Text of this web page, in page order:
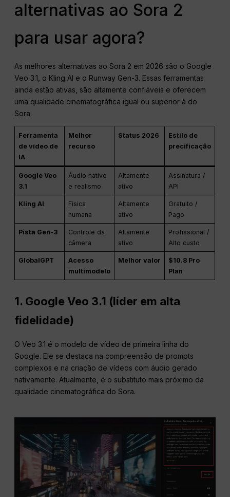
alternativas ao Sora 2
para usar agora?
As melhores alternativas ao Sora 2 em 2026 são o Google
Veo 3.1, o Kling AI e o Runway Gen-3. Essas ferramentas
ainda estão ativas, são altamente confiáveis e oferecem
uma qualidade cinematográfica igual ou superior à do
Sora.
Ferramenta
de vídeo de
IA
Melhor
recurso
Status 2026
Estilo de
precificação
Google Veo
3.1
Áudio nativo
e realismo
Altamente
ativo
Assinatura /
API
Kling AI
Física
humana
Altamente
ativo
Gratuito /
Pago
Pista Gen-3
Controle da
câmera
Altamente
ativo
Profissional /
Alto custo
GlobalGPT
Acesso
multimodelo
Melhor valor
$10.8 Pro
Plan
1. Google Veo 3.1 (líder em alta
fidelidade)
O Veo 3.1 é o modelo de vídeo de primeira linha do
Google. Ele se destaca na compreensão de prompts
complexos e na criação de vídeos com áudio gerado
nativamente. Atualmente, é o substituto mais próximo da
qualidade cinematográfica do Sora.